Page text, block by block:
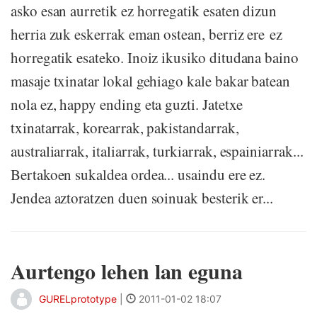
asko esan aurretik ez horregatik esaten dizun
herria zuk eskerrak eman ostean, berriz ere ez
horregatik esateko. Inoiz ikusiko ditudana baino
masaje txinatar lokal gehiago kale bakar batean
nola ez, happy ending eta guzti. Jatetxe
txinatarrak, korearrak, pakistandarrak,
australiarrak, italiarrak, turkiarrak, espainiarrak...
Bertakoen sukaldea ordea... usaindu ere ez.
Jendea aztoratzen duen soinuak besterik er...
Aurtengo lehen lan eguna
GURELprototype 2011-01-02 18:07